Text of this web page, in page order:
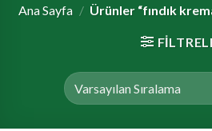
Ana Sayfa / Ürünler “fındık